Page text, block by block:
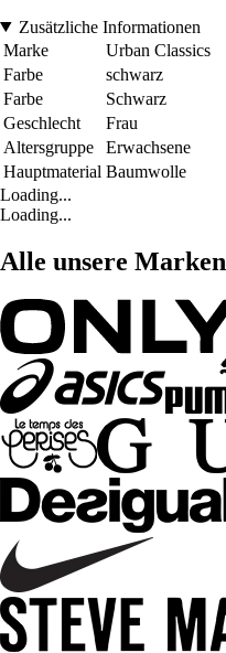
Zusätzliche Informationen
Marke
Urban Classics
Farbe
schwarz
Farbe
Schwarz
Geschlecht
Frau
Altersgruppe
Erwachsene
Hauptmaterial Baumwolle
Loading...
Loading...
Alle unsere Marken